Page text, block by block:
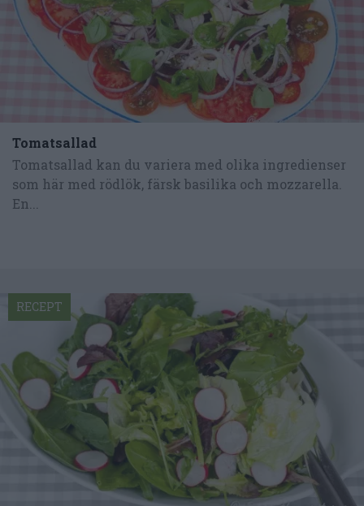
Tomatsallad
Tomatsallad kan du variera med olika ingredienser
som här med rödlök, färsk basilika och mozzarella.
En...
RECEPT